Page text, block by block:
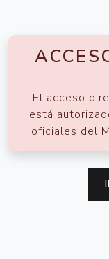
El acceso
está
oficiales del